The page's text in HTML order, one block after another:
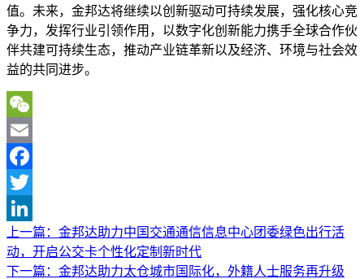
值。未来，金邦达将继续以创新驱动可持续发展，强化核心竞
争力，发挥行业引领作用，以数字化创新能力携手全球合作伙
伴共建可持续生态，推动产业链革新以及经济、环境与社会效
益的共同进步。
WeChat
Email
Facebook
Twitter
LinkedIn
文
章
上一篇：金邦达助力中国交通通信信息中心团委绿色出行活
动，开启公交卡个性化定制新时代
下一篇：金邦达助力太仓城市国际化，外籍人士服务再升级